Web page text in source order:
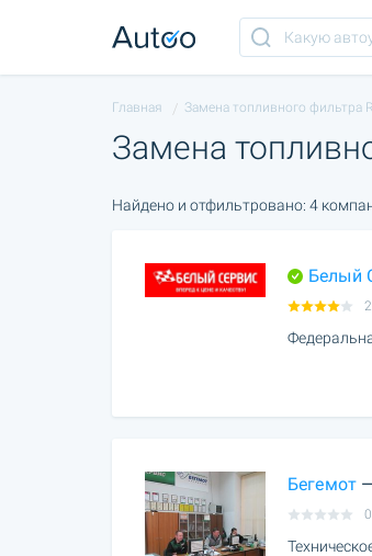
Главная Замена топливного фильтра
Замена
Найдено и отфильтровано: 4
Белый
Бегемот